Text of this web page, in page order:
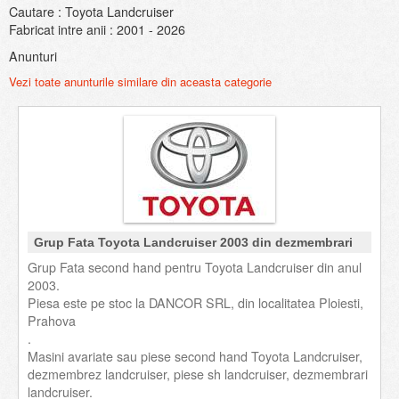
Cautare : Toyota Landcruiser
Fabricat intre anii : 2001 - 2026
Anunturi
Vezi toate anunturile similare din aceasta categorie
Grup Fata Toyota Landcruiser 2003 din dezmembrari
Grup Fata second hand pentru Toyota Landcruiser din anul
2003.
Piesa este pe stoc la DANCOR SRL, din localitatea Ploiesti,
Prahova
.
Masini avariate sau piese second hand Toyota Landcruiser,
dezmembrez landcruiser, piese sh landcruiser, dezmembrari
landcruiser.